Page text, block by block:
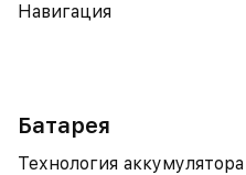
Навигация
Батарея
Технология аккумулятора